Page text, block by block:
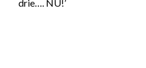
drie…. NU!’